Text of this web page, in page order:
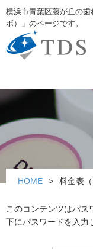
横浜市青葉区藤が丘の
ボ）」のページです。
HOME 料金表（
このコンテンツはパス
下にパスワードを入力